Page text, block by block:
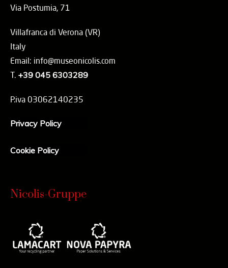
Via Postumia, 71
Villafranca di Verona (VR)
Italy
Email: info@museonicolis.com
T. +39 045 6303289
P.iva 03062140235
Privacy Policy
Cookie Policy
Nicolis-Gruppe